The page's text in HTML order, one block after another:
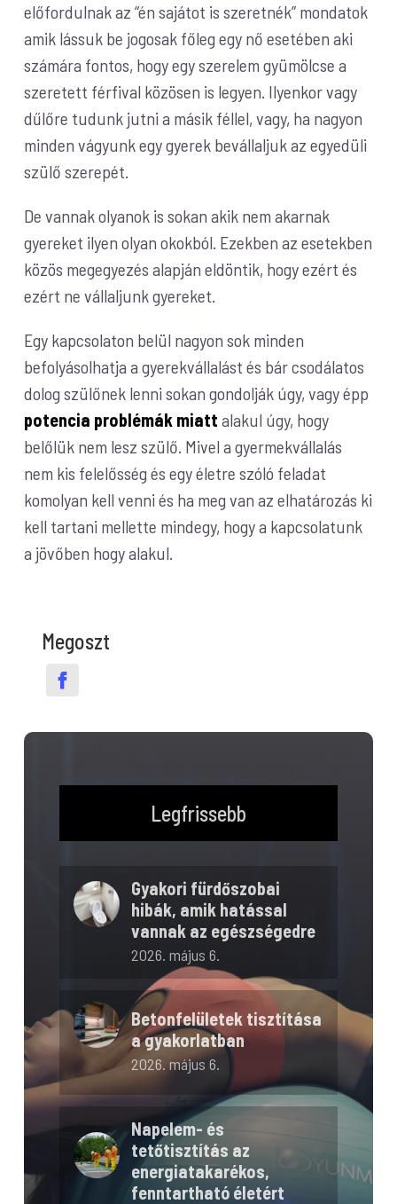
előfordulnak az “én sajátot is szeretnék” mondatok
amik lássuk be jogosak főleg egy nő esetében aki
számára fontos, hogy egy szerelem gyümölcse a
szeretett férfival közösen is legyen. Ilyenkor vagy
dűlőre tudunk jutni a másik féllel, vagy, ha nagyon
minden vágyunk egy gyerek bevállaljuk az egyedüli
szülő szerepét.
De vannak olyanok is sokan akik nem akarnak
gyereket ilyen olyan okokból. Ezekben az esetekben
közös megegyezés alapján eldöntik, hogy ezért és
ezért ne vállaljunk gyereket.
Egy kapcsolaton belül nagyon sok minden
befolyásolhatja a gyerekvállalást és bár csodálatos
dolog szülőnek lenni sokan gondolják úgy, vagy épp
potencia problémák miatt alakul úgy, hogy
belőlük nem lesz szülő. Mivel a gyermekvállalás
nem kis felelősség és egy életre szóló feladat
komolyan kell venni és ha meg van az elhatározás ki
kell tartani mellette mindegy, hogy a kapcsolatunk
a jövőben hogy alakul.
Megoszt
Legfrissebb
Gyakori fürdőszobai
hibák, amik hatással
vannak az egészségedre
2026. május 6.
Betonfelületek tisztítása
a gyakorlatban
2026. május 6.
Napelem- és
tetőtisztítás az
energiatakarékos,
fenntartható életért